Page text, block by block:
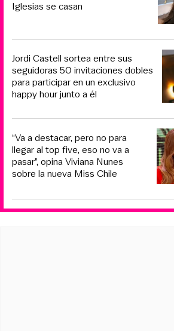
Iglesias se casan
Jordi Castell sortea entre sus
seguidoras 50 invitaciones dobles
para participar en un exclusivo
happy hour junto a él
“Va a destacar, pero no para
llegar al top five, eso no va a
pasar”, opina Viviana Nunes
sobre la nueva Miss Chile